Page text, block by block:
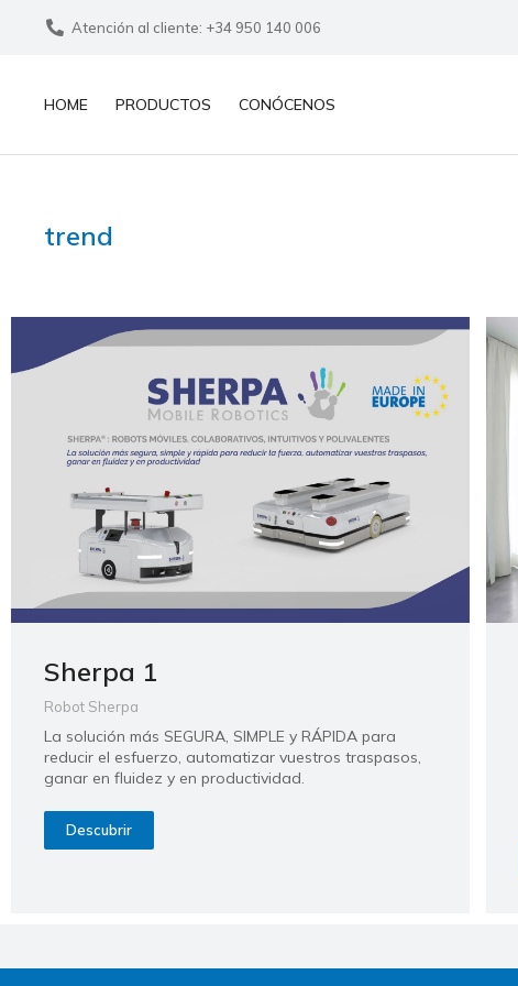
Atención al cliente: +34 950 140 006
HOME PRODUCTOS CONÓCENOS
trend
Sherpa 1
Robot Sherpa
La solución más SEGURA, SIMPLE y RÁPIDA para
reducir el esfuerzo, automatizar vuestros traspasos,
ganar en fluidez y en productividad.
Descubrir